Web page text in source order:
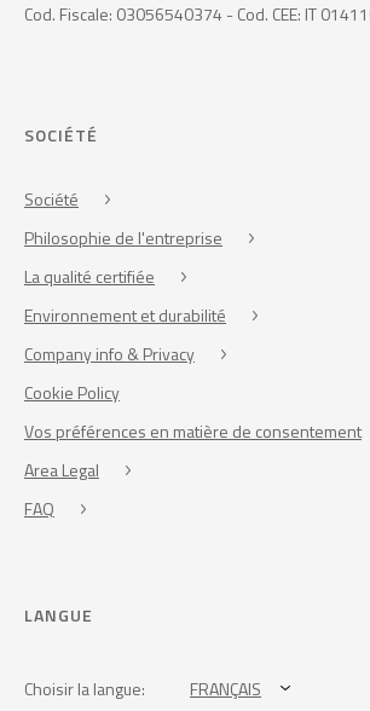
Cod. Fiscale: 03056540374 - Cod. CEE: IT
SOCIÉTÉ
Société
Philosophie de l'entreprise
La qualité certifiée
Environnement et durabilité
Company info & Privacy
Cookie Policy
Vos préférences en matière de consentement
Area Legal
FAQ
LANGUE
Choisir la langue: FRANÇAIS